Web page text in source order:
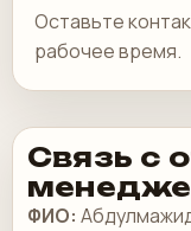
Оставьте
рабочее время.
Связь с
ФИО: